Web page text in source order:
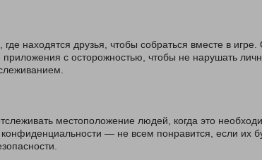
находятся друзья, чтобы собраться вместе в
приложения с осторожностью, чтобы не нарушать
местоположение людей, когда это
— не всем понравится, если их